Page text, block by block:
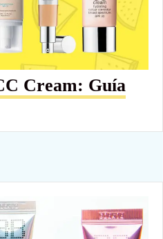
Cream: Guía